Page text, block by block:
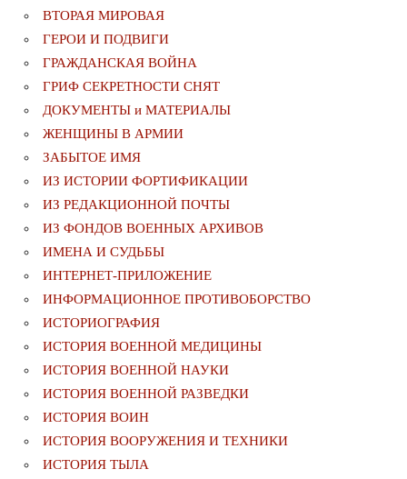
ВТОРАЯ МИРОВАЯ
ГЕРОИ И ПОДВИГИ
ГРАЖДАНСКАЯ ВОЙНА
ГРИФ СЕКРЕТНОСТИ СНЯТ
ДОКУМЕНТЫ и МАТЕРИАЛЫ
ЖЕНЩИНЫ В АРМИИ
ЗАБЫТОЕ ИМЯ
ИЗ ИСТОРИИ ФОРТИФИКАЦИИ
ИЗ РЕДАКЦИОННОЙ ПОЧТЫ
ИЗ ФОНДОВ ВОЕННЫХ АРХИВОВ
ИМЕНА И СУДЬБЫ
ИНТЕРНЕТ-ПРИЛОЖЕНИЕ
ИНФОРМАЦИОННОЕ ПРОТИВОБОРСТВО
ИСТОРИОГРАФИЯ
ИСТОРИЯ ВОЕННОЙ МЕДИЦИНЫ
ИСТОРИЯ ВОЕННОЙ НАУКИ
ИСТОРИЯ ВОЕННОЙ РАЗВЕДКИ
ИСТОРИЯ ВОИН
ИСТОРИЯ ВООРУЖЕНИЯ И ТЕХНИКИ
ИСТОРИЯ ТЫЛА